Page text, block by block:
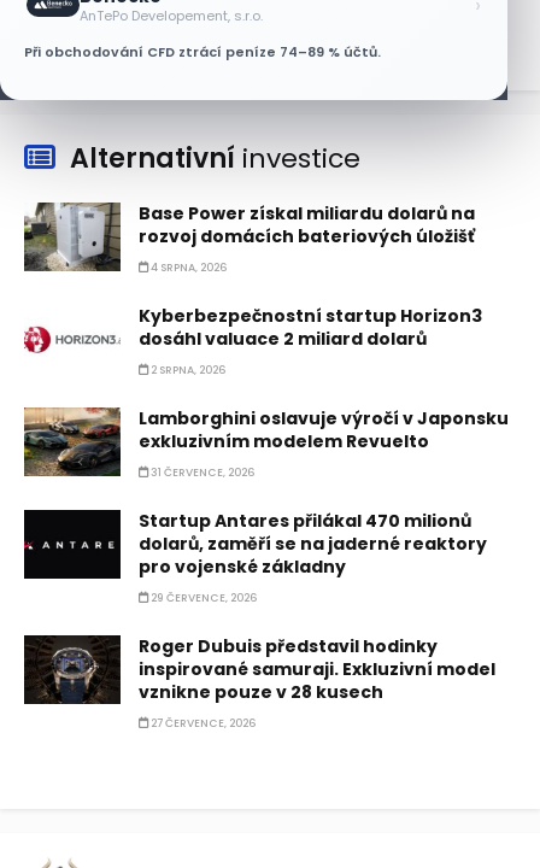
AnTePo Developement, s.r.o.
Při obchodování CFD ztrácí peníze 74–89 % účtů.
7 SRPNA, 2026
Alternativní investice
Base Power získal miliardu dolarů na
rozvoj domácích bateriových úložišť
4 SRPNA, 2026
Kyberbezpečnostní startup Horizon3
dosáhl valuace 2 miliard dolarů
2 SRPNA, 2026
Lamborghini oslavuje výročí v Japonsku
exkluzivním modelem Revuelto
31 ČERVENCE, 2026
Startup Antares přilákal 470 milionů
dolarů, zaměří se na jaderné reaktory
pro vojenské základny
29 ČERVENCE, 2026
Roger Dubuis představil hodinky
inspirované samuraji. Exkluzivní model
vznikne pouze v 28 kusech
27 ČERVENCE, 2026